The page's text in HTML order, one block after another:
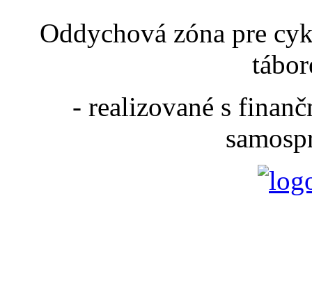
Oddychová zóna pre
- realizované s